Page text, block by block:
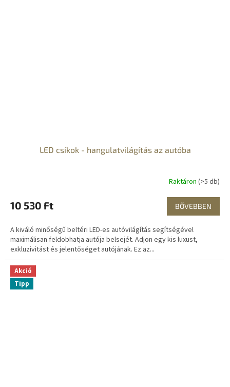
LED csíkok - hangulatvilágítás az autóba
Raktáron (>5 db)
10 530 Ft BŐVEBBEN
A kiváló minőségű beltéri LED-es autóvilágítás segítségével
maximálisan feldobhatja autója belsejét. Adjon egy kis luxust,
exkluzivitást és jelentőséget autójának. Ez az...
Akció
Tipp